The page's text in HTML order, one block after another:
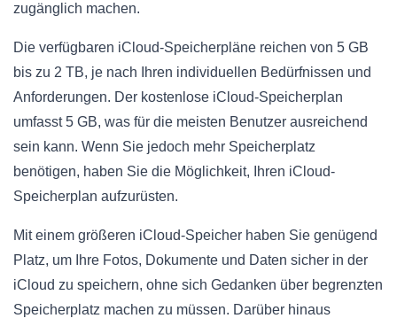
zugänglich machen.
Die verfügbaren iCloud-Speicherpläne reichen von 5 GB
bis zu 2 TB, je nach Ihren individuellen Bedürfnissen und
Anforderungen. Der kostenlose iCloud-Speicherplan
umfasst 5 GB, was für die meisten Benutzer ausreichend
sein kann. Wenn Sie jedoch mehr Speicherplatz
benötigen, haben Sie die Möglichkeit, Ihren iCloud-
Speicherplan aufzurüsten.
Mit einem größeren iCloud-Speicher haben Sie genügend
Platz, um Ihre Fotos, Dokumente und Daten sicher in der
iCloud zu speichern, ohne sich Gedanken über begrenzten
Speicherplatz machen zu müssen. Darüber hinaus